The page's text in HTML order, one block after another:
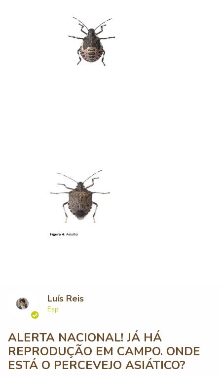
Luís Reis
Esp
ALERTA NACIONAL! JÁ HÁ
REPRODUÇÃO EM CAMPO. ONDE
ESTÁ O PERCEVEJO ASIÁTICO?